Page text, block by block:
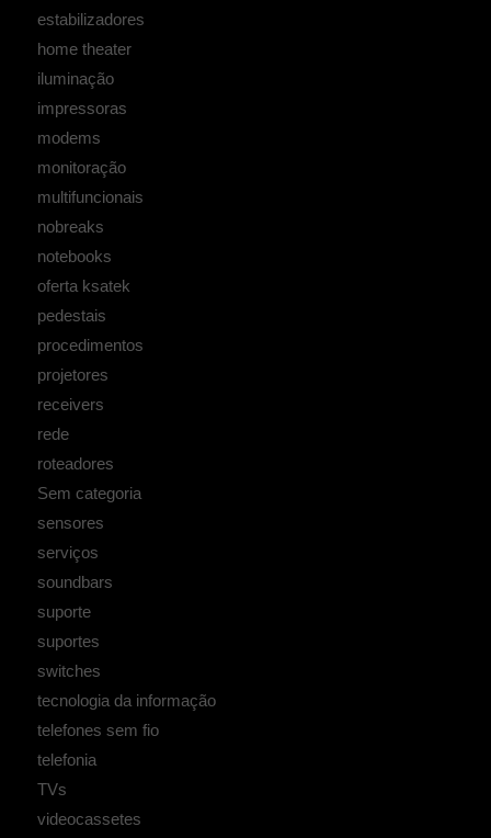
estabilizadores
home theater
iluminação
impressoras
modems
monitoração
multifuncionais
nobreaks
notebooks
oferta ksatek
pedestais
procedimentos
projetores
receivers
rede
roteadores
Sem categoria
sensores
serviços
soundbars
suporte
suportes
switches
tecnologia da informação
telefones sem fio
telefonia
TVs
videocassetes